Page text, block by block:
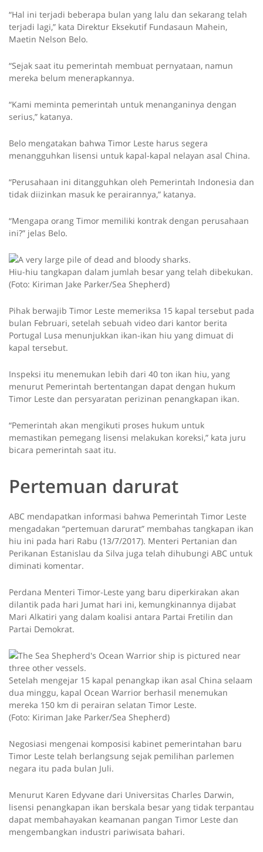
“Hal ini terjadi beberapa bulan yang lalu dan sekarang telah
terjadi lagi,” kata Direktur Eksekutif Fundasaun Mahein,
Maetin Nelson Belo.
“Sejak saat itu pemerintah membuat pernyataan, namun
mereka belum menerapkannya.
“Kami meminta pemerintah untuk menanganinya dengan
serius,” katanya.
Belo mengatakan bahwa Timor Leste harus segera
menangguhkan lisensi untuk kapal-kapal nelayan asal China.
“Perusahaan ini ditangguhkan oleh Pemerintah Indonesia dan
tidak diizinkan masuk ke perairannya,” katanya.
“Mengapa orang Timor memiliki kontrak dengan perusahaan
ini?” jelas Belo.
Hiu-hiu tangkapan dalam jumlah besar yang telah dibekukan.
(Foto: Kiriman Jake Parker/Sea Shepherd)
Pihak berwajib Timor Leste memeriksa 15 kapal tersebut pada
bulan Februari, setelah sebuah video dari kantor berita
Portugal Lusa menunjukkan ikan-ikan hiu yang dimuat di
kapal tersebut.
Inspeksi itu menemukan lebih dari 40 ton ikan hiu, yang
menurut Pemerintah bertentangan dapat dengan hukum
Timor Leste dan persyaratan perizinan penangkapan ikan.
“Pemerintah akan mengikuti proses hukum untuk
memastikan pemegang lisensi melakukan koreksi,” kata juru
bicara pemerintah saat itu.
Pertemuan darurat
ABC mendapatkan informasi bahwa Pemerintah Timor Leste
mengadakan “pertemuan darurat” membahas tangkapan ikan
hiu ini pada hari Rabu (13/7/2017). Menteri Pertanian dan
Perikanan Estanislau da Silva juga telah dihubungi ABC untuk
diminati komentar.
Perdana Menteri Timor-Leste yang baru diperkirakan akan
dilantik pada hari Jumat hari ini, kemungkinannya dijabat
Mari Alkatiri yang dalam koalisi antara Partai Fretilin dan
Partai Demokrat.
Setelah mengejar 15 kapal penangkap ikan asal China selaam
dua minggu, kapal Ocean Warrior berhasil menemukan
mereka 150 km di perairan selatan Timor Leste.
(Foto: Kiriman Jake Parker/Sea Shepherd)
Negosiasi mengenai komposisi kabinet pemerintahan baru
Timor Leste telah berlangsung sejak pemilihan parlemen
negara itu pada bulan Juli.
Menurut Karen Edyvane dari Universitas Charles Darwin,
lisensi penangkapan ikan berskala besar yang tidak terpantau
dapat membahayakan keamanan pangan Timor Leste dan
mengembangkan industri pariwisata bahari.